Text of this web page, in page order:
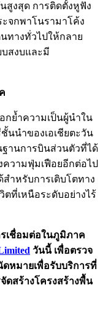
สูงสุด การติดตั้งหูฟัง
ะจกพาโนรามาโค้ง
นทางทั่วไปให้กลาย
สงบและมี
กย้ำความเป็นผู้นำใน
นนำของเอเชียตะวัน
ฐานการบินส่วนตัวที่ได้
ความฟุ่มเฟือยอีกต่อไป
ำหรับการเติบโตทาง
ตที่เหนือระดับอย่างไร้
เชื่อมต่อในภูมิภาค
วันนี้ เพื่อตรวจ
ดหมายเพื่อรับบริการที่
ดสร้างโครงสร้างพื้น